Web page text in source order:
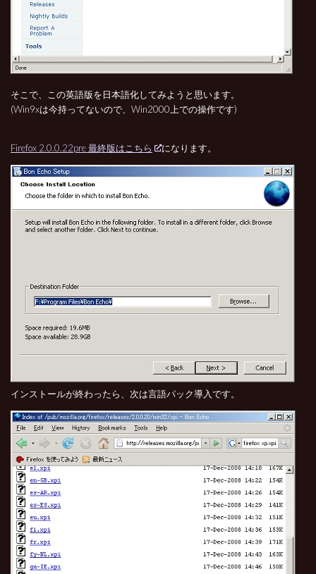
そこで、この英語版を日本語化してみようと思います。
(Win9xは今持ってないので、Win2000上での操作です)
Firefox 2.0.0.22pre 最終版はこちら になります。
インストールが終わったら、次は言語パック導入です。